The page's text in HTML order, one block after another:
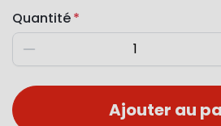
Quantité
Diminuer
Ajouter au